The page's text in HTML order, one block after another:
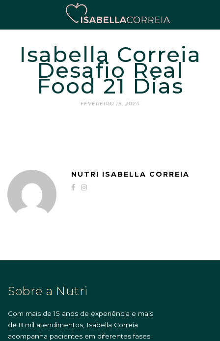
Isabella Correia
Desafio Real
Food 21 Dias
FEVEREIRO 19, 2024
NUTRI ISABELLA CORREIA
Sobre a Nutri
Com mais de 15 anos de experiência e mais
de 8 mil atendimentos, Isabella Correia
acompanha pacientes em diferentes fases